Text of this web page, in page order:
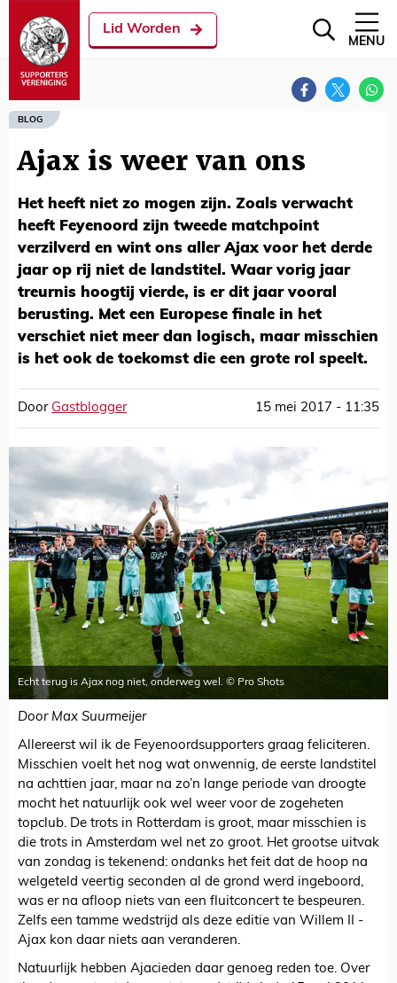
Lid Worden
MENU
BLOG
Ajax is weer van ons
Het heeft niet zo mogen zijn. Zoals verwacht
heeft Feyenoord zijn tweede matchpoint
verzilverd en wint ons aller Ajax voor het derde
jaar op rij niet de landstitel. Waar vorig jaar
treurnis hoogtij vierde, is er dit jaar vooral
berusting. Met een Europese finale in het
verschiet niet meer dan logisch, maar misschien
is het ook de toekomst die een grote rol speelt.
Door Gastblogger 15 mei 2017 - 11:35
Echt terug is Ajax nog niet, onderweg wel. © Pro Shots
Door Max Suurmeijer
Allereerst wil ik de Feyenoordsupporters graag feliciteren.
Misschien voelt het nog wat onwennig, de eerste landstitel
na achttien jaar, maar na zo’n lange periode van droogte
mocht het natuurlijk ook wel weer voor de zogeheten
topclub. De trots in Rotterdam is groot, maar misschien is
die trots in Amsterdam wel net zo groot. Het grootse uitvak
van zondag is tekenend: ondanks het feit dat de hoop na
welgeteld veertig seconden al de grond werd ingeboord,
was er na afloop niets van een fluitconcert te bespeuren.
Zelfs een tamme wedstrijd als deze editie van Willem II -
Ajax kon daar niets aan veranderen.
Natuurlijk hebben Ajacieden daar genoeg reden toe. Over